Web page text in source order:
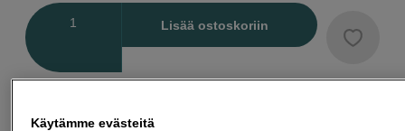
Lisää ostoskoriin
Esimerkki: 36 kk, 39 EUR/kk, yhteensä 1 409 EUR, todellinen vuosikorko
Käytämme evästeitä